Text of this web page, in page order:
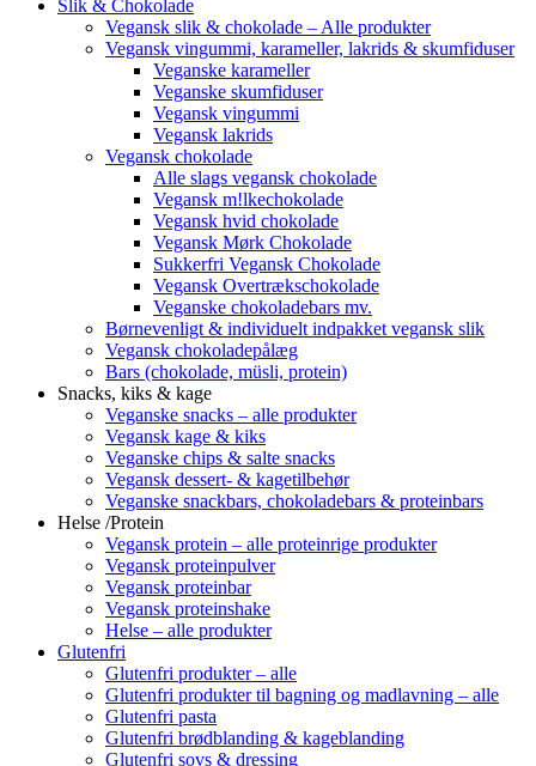
Slik & Chokolade
Vegansk slik & chokolade – Alle produkter
Vegansk vingummi, karameller, lakrids & skumfiduser
Veganske karameller
Veganske skumfiduser
Vegansk vingummi
Vegansk lakrids
Vegansk chokolade
Alle slags vegansk chokolade
Vegansk m!lkechokolade
Vegansk hvid chokolade
Vegansk Mørk Chokolade
Sukkerfri Vegansk Chokolade
Vegansk Overtrækschokolade
Veganske chokoladebars mv.
Børnevenligt & individuelt indpakket vegansk slik
Vegansk chokoladepålæg
Bars (chokolade, müsli, protein)
Snacks, kiks & kage
Veganske snacks – alle produkter
Vegansk kage & kiks
Veganske chips & salte snacks
Vegansk dessert- & kagetilbehør
Veganske snackbars, chokoladebars & proteinbars
Helse /Protein
Vegansk protein – alle proteinrige produkter
Vegansk proteinpulver
Vegansk proteinbar
Vegansk proteinshake
Helse – alle produkter
Glutenfri
Glutenfri produkter – alle
Glutenfri produkter til bagning og madlavning – alle
Glutenfri pasta
Glutenfri brødblanding & kageblanding
Glutenfri sovs & dressing